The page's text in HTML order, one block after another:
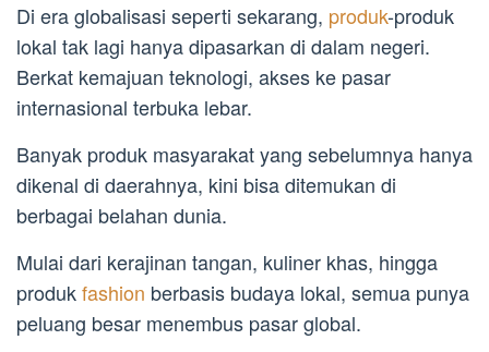
Di era globalisasi seperti sekarang, produk-produk
lokal tak lagi hanya dipasarkan di dalam negeri.
Berkat kemajuan teknologi, akses ke pasar
internasional terbuka lebar.
Banyak produk masyarakat yang sebelumnya hanya
dikenal di daerahnya, kini bisa ditemukan di
berbagai belahan dunia.
Mulai dari kerajinan tangan, kuliner khas, hingga
produkfashion berbasis budaya lokal, semua punya
peluang besar menembus pasar global.